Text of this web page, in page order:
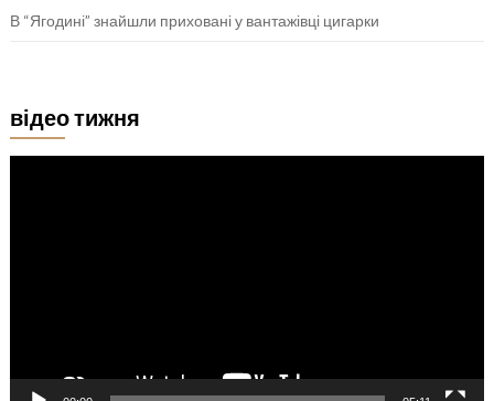
В “Ягодині” знайшли приховані у вантажівці цигарки
відео тижня